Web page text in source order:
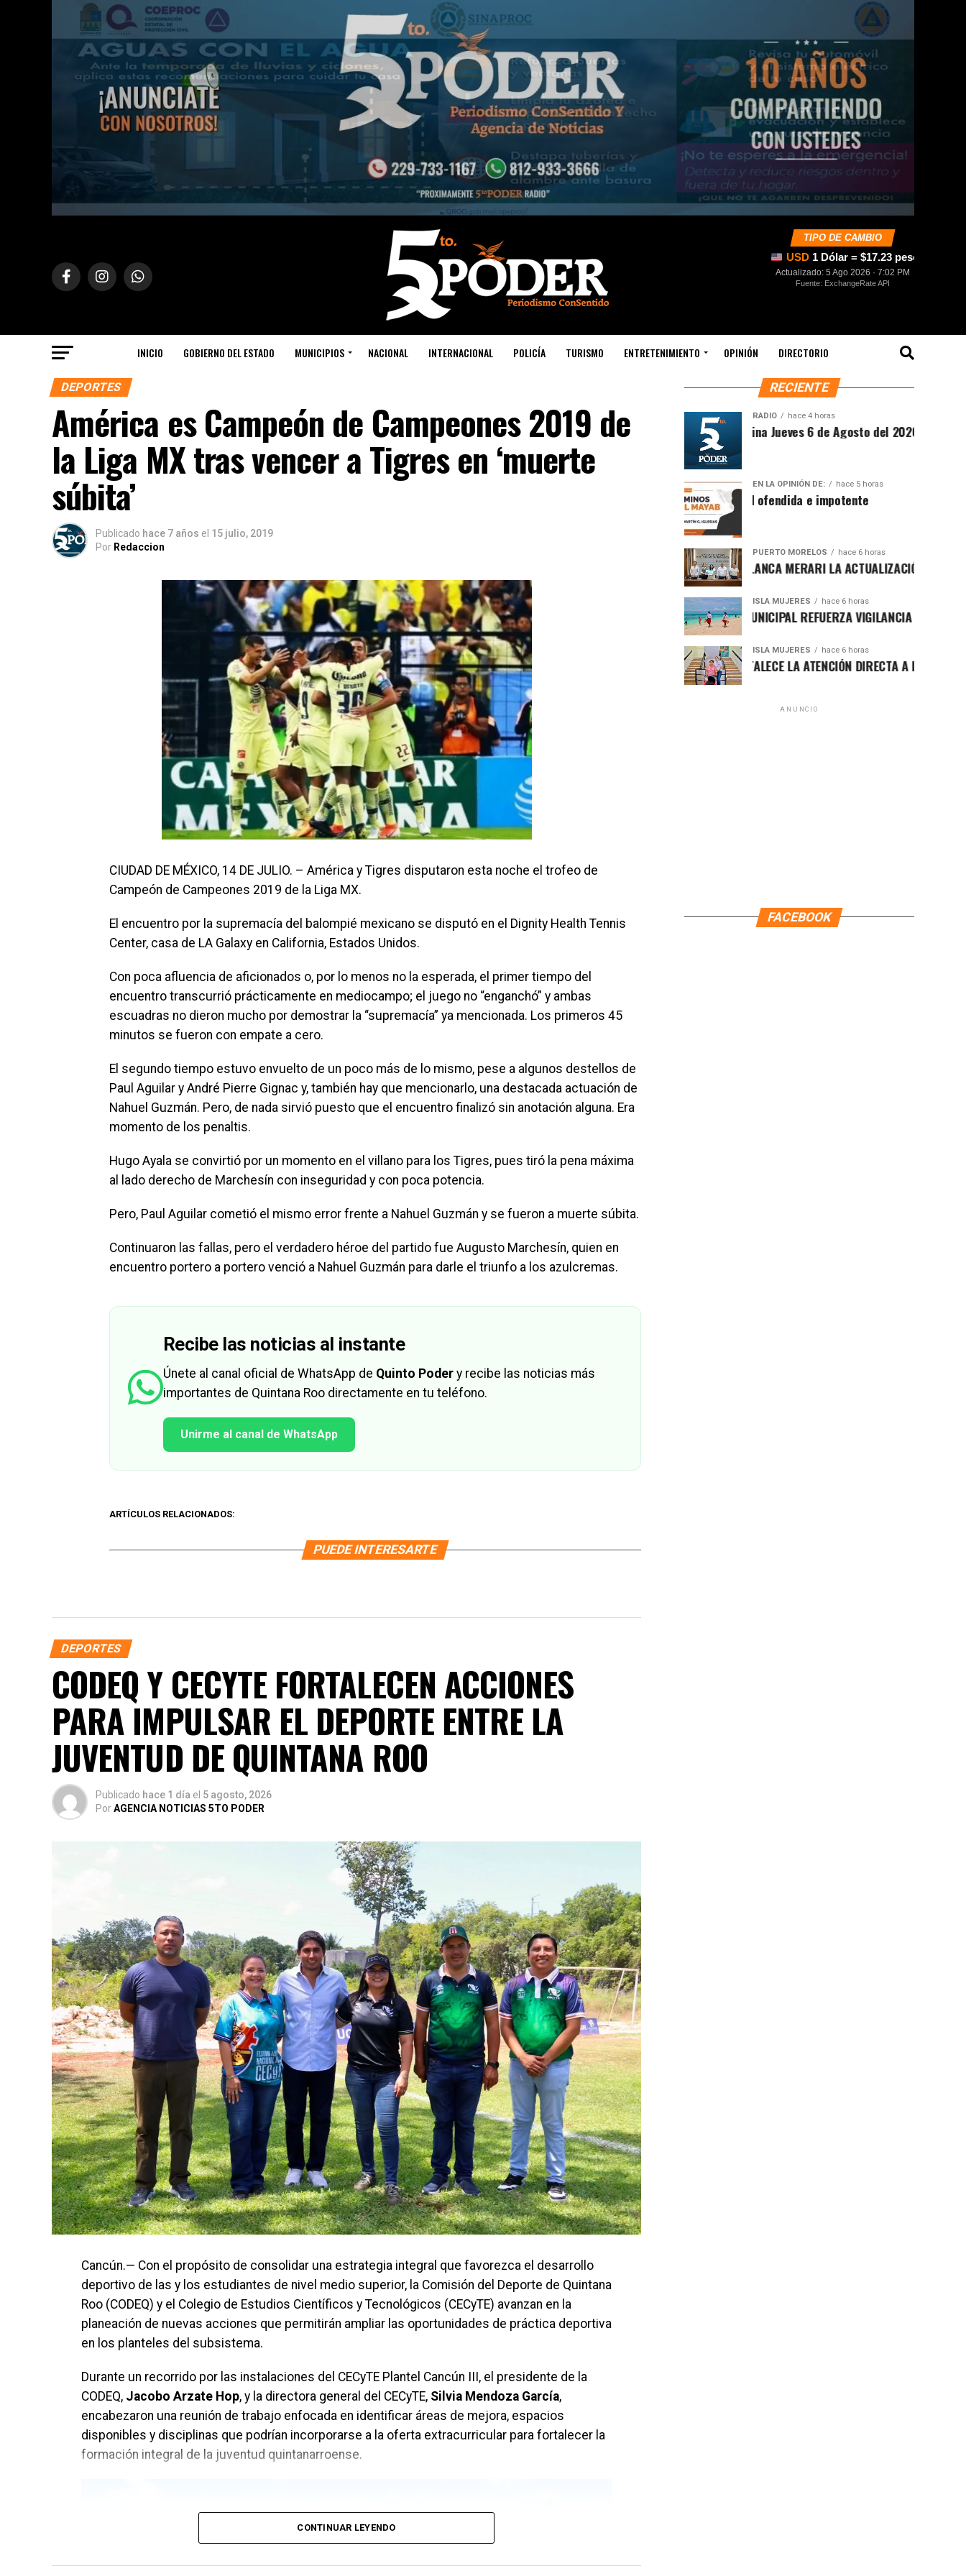
TIPO DE CAMBIO
USD 1 Dólar = $17.23 pesos
Actualizado: 5 Ago 2026 · 7:02 PM
Fuente: ExchangeRate API
INICIO GOBIERNO DEL ESTADO MUNICIPIOS NACIONAL INTERNACIONAL POLICÍA TURISMO ENTRETENIMIENTO OPINIÓN DIRECTORIO
DEPORTES
América es Campeón de Campeones 2019 de
la Liga MX tras vencer a Tigres en ‘muerte
súbita’
Publicado hace 7 años el 15 julio, 2019
Por Redaccion
CIUDAD DE MÉXICO, 14 DE JULIO. – América y Tigres disputaron esta noche el trofeo de
Campeón de Campeones 2019 de la Liga MX.
El encuentro por la supremacía del balompié mexicano se disputó en el Dignity Health Tennis
Center, casa de LA Galaxy en California, Estados Unidos.
Con poca afluencia de aficionados o, por lo menos no la esperada, el primer tiempo del
encuentro transcurrió prácticamente en mediocampo; el juego no “enganchó” y ambas
escuadras no dieron mucho por demostrar la “supremacía” ya mencionada. Los primeros 45
minutos se fueron con empate a cero.
El segundo tiempo estuvo envuelto de un poco más de lo mismo, pese a algunos destellos de
Paul Aguilar y André Pierre Gignac y, también hay que mencionarlo, una destacada actuación de
Nahuel Guzmán. Pero, de nada sirvió puesto que el encuentro finalizó sin anotación alguna. Era
momento de los penaltis.
Hugo Ayala se convirtió por un momento en el villano para los Tigres, pues tiró la pena máxima
al lado derecho de Marchesín con inseguridad y con poca potencia.
Pero, Paul Aguilar cometió el mismo error frente a Nahuel Guzmán y se fueron a muerte súbita.
Continuaron las fallas, pero el verdadero héroe del partido fue Augusto Marchesín, quien en
encuentro portero a portero venció a Nahuel Guzmán para darle el triunfo a los azulcremas.
Recibe las noticias al instante
Únete al canal oficial de WhatsApp de Quinto Poder y recibe las noticias más
importantes de Quintana Roo directamente en tu teléfono.
Unirme al canal de WhatsApp
ARTÍCULOS RELACIONADOS:
PUEDE INTERESARTE
DEPORTES
CODEQ Y CECYTE FORTALECEN ACCIONES
PARA IMPULSAR EL DEPORTE ENTRE LA
JUVENTUD DE QUINTANA ROO
Publicado hace 1 día el 5 agosto, 2026
PorAGENCIA NOTICIAS 5TO PODER
Cancún.— Con el propósito de consolidar una estrategia integral que favorezca el desarrollo
deportivo de las y los estudiantes de nivel medio superior, la Comisión del Deporte de Quintana
Roo (CODEQ) y el Colegio de Estudios Científicos y Tecnológicos (CECyTE) avanzan en la
planeación de nuevas acciones que permitirán ampliar las oportunidades de práctica deportiva
en los planteles del subsistema.
Durante un recorrido por las instalaciones del CECyTE Plantel Cancún III, el presidente de la
CODEQ, Jacobo Arzate Hop, y la directora general del CECyTE, Silvia Mendoza García,
encabezaron una reunión de trabajo enfocada en identificar áreas de mejora, espacios
disponibles y disciplinas que podrían incorporarse a la oferta extracurricular para fortalecer la
formación integral de la juventud quintanarroense.
CONTINUAR LEYENDO
RECIENTE
RADIO hace 4 horas
Síntesis Matutina Jueves 6 de Agosto del 2026
EN LA OPINIÓN DE: hace 5 horas
Sociedad ofendida e impotente
PUERTO MORELOS hace 6 horas
PRESENTA BLANCA MERARI LA ACTUALIZACIÓN DEL ATLAS
ISLA MUJERES hace 6 horas
GOBIERNO MUNICIPAL REFUERZA VIGILANCIA CON
ISLA MUJERES hace 6 horas
ATENEA FORTALECE LA ATENCIÓN DIRECTA A LAS FAMILIAS
ANUNCIO
FACEBOOK